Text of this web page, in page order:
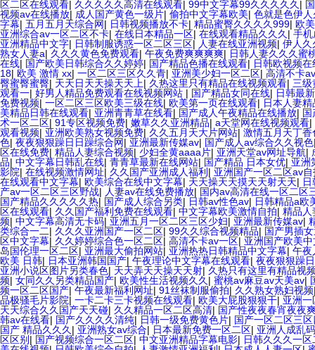
区二区在线观看| 久久久久久高清在线观看| 99中文字幕99久久久久久 |
视频av在线播放| 成人国产黄色一级片| 偷拍中文字幕欧美| 色就是色伊人
字幕| 五月五月天综合网| 日韩视频播放不卡| 精品蜜臀久久久久999| 欧
亚洲综合av一区二区不卡| 在线日本精品一区| 在线观看精品久久久 | 手机
亚洲精品中文字| 日韩制服诱惑一区二区三区| 人妻在线亚洲视频| 伊人久
熟女人妻a| 久久久黄色免费观看| 午夜免费爽爽爽爽| 日韩人妻久久久蜜
在线| 国产欧美日韩综合久久婷婷| 国产精品色播在线观看| 日韩欧视频在
18| 欧美 激情 xx| 一区二区三区久久青| 亚洲美少妇一区二区| 高清不卡
臀蜜臀蜜臀| 天天日天天操天天上| 久热这里只有精品在线视频观看| 三级
观看一| 好男人精品免费观看在线视频网站 | 国产精品女同在线| 日韩最
免费视频| 一区二区三区欧美三级在线| 欧美第一页在线观看| 日本人妻精
美精品日韩在线观看| 亚洲青青草在线看| 国产成人午夜精品在线播放| 国
术一区二区| 91专区视频免费| 嫩草久久亚洲精品| a天堂网在线视频观看|
观看视频| 亚洲欧美熟女视频免费| 久久五月天大片网站| 激情五月天丁香
色| 夜夜狠狠躁日日躁综合网| 亚洲最新传媒av| 国产成人av综合久久视色
区在线免费| 精品人妻综合视频| 少妇全黄aaaa片| 亚洲天堂av网址导航|
品| 中文字幕日韩乱在线| 青青草最新在线网站| 国产精品 日本女优| 亚洲
影院| 在线视频激情网址| 久久国产亚洲成人福利 | 亚洲国产一区二区av自
在线观看中文字幕| 欧美综合在线中文字幕| 天天操天天摸天天射天天|
产av一区二区三区野战| 人妻av在线免费播放| 国内av高清在线一区二区
国产精品久久久久久热| 国产成人综合另类| 日韩av性色av| 日韩精品a欧
区在线观看| 久久国产福利免费在线观看| 中文字幕欧美激情自拍| 精品人
频| 中文字幕高清无卡码| 亚洲五月一区二区三区少妇| 亚洲最新传媒av|
类综合一二| 久久久亚洲国产一区二区| 99久久综合视频精品| 国产男插
区中文字幕| 久久婷婷综合色一区二区| 高清不卡av一区| 亚洲国产欧美
岛国伦理一区二区| 亚洲最大偷拍网站| 亚洲热热日韩精品中文字幕| 午夜
欧美 日韩| 日本亚洲韩国国产| 午夜理论中文字幕在线观看| 夜夜狠狠躁
亚洲小说区图片另类春色| 天天弄天天操天天射| 久热只有这里有精品视
频| 女同久久另类精品国产| 欧美性生活视频久久 | 蜜桃av麻豆av天美av|
频一区二区国产| 午夜最新福利网址| 91丝袜制服偷拍| 久久熟女熟妇视频
品极骚毛片影院| 一卡二卡三卡视频在线观看| 欧美大屁股狠狠干| 亚洲一
天天综合久久国产天天碰| 久久精品一区二区高清| 国产性夜夜春宵夜夜
韩av在线看| 国产久久久久清纯| 日韩一级免费黄色片| 国产一区二区三
国产 精品久久久 | 亚洲熟女av综合| 日本最新免费一区二区| 亚洲人成乱
区区别 | 国产视频综合一区二区| 中文亚洲精品字幕电影| 日韩久久久一